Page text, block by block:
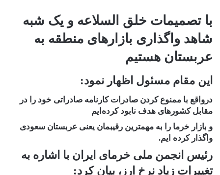
با تصمیمات خلق السلاعه و یک شبه
شاهد واگذاری بازارهای منطقه به
عربستان هستیم
این مقام مسئول اظهار نمود:
درواقع با ممنوع کردن صادرات کارنامه صادراتی خود را در
مقابل کشورهای هدف نابود کرده‌ایم
و بازار خرما را به مهمترین رقیبمان یعنی عربستان سعودی
واگذار کرده ایم.
رئیس انجمن ملی خرمای ایران با اشاره به
تغییرات زیاد نرخ ارز، بیان کرد: